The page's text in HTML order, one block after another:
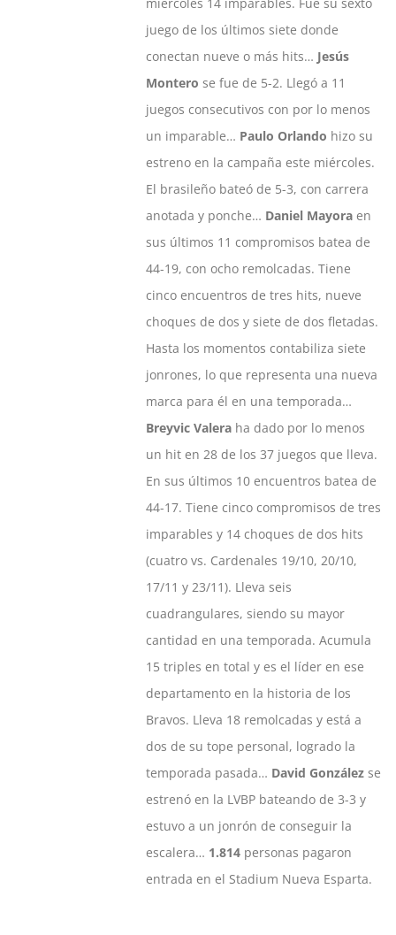
juego de los últimos siete donde
conectan nueve o más hits… Jesús
Montero se fue de 5-2. Llegó a 11
juegos consecutivos con por lo menos
un imparable… Paulo Orlando hizo su
estreno en la campaña este miércoles.
El brasileño bateó de 5-3, con carrera
anotada y ponche… Daniel Mayora en
sus últimos 11 compromisos batea de
44-19, con ocho remolcadas. Tiene
cinco encuentros de tres hits, nueve
choques de dos y siete de dos fletadas.
Hasta los momentos contabiliza siete
jonrones, lo que representa una nueva
marca para él en una temporada…
Breyvic Valera ha dado por lo menos
un hit en 28 de los 37 juegos que lleva.
En sus últimos 10 encuentros batea de
44-17. Tiene cinco compromisos de tres
imparables y 14 choques de dos hits
(cuatro vs. Cardenales 19/10, 20/10,
17/11 y 23/11). Lleva seis
cuadrangulares, siendo su mayor
cantidad en una temporada. Acumula
15 triples en total y es el líder en ese
departamento en la historia de los
Bravos. Lleva 18 remolcadas y está a
dos de su tope personal, logrado la
temporada pasada… David González se
estrenó en la LVBP bateando de 3-3 y
estuvo a un jonrón de conseguir la
escalera… 1.814 personas pagaron
entrada en el Stadium Nueva Esparta.